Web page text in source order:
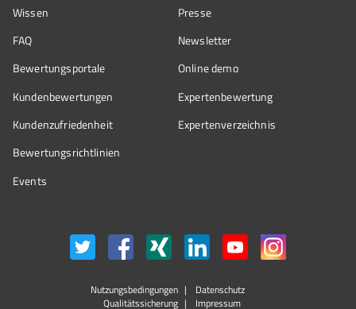
Wissen
FAQ
Bewertungsportale
Kundenbewertungen
Kundenzufriedenheit
Bewertungs­richtlinien
Events
Presse
Newsletter
Online demo
Expertenbewertung
Expertenverzeichnis
Nutzungsbedingungen
Datenschutz
Qualitätssicherung
Impressum